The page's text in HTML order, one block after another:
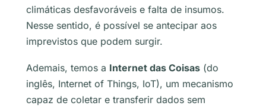
climáticas desfavoráveis e falta de insumos.
Nesse sentido, é possível se antecipar aos
imprevistos que podem surgir.
Ademais, temos a Internet das Coisas (do
inglês, Internet of Things, IoT), um mecanismo
capaz de coletar e transferir dados sem